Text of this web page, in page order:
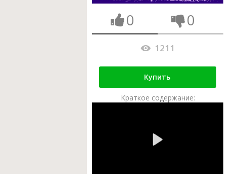
0 0
1211
Купить
Краткое содержание: